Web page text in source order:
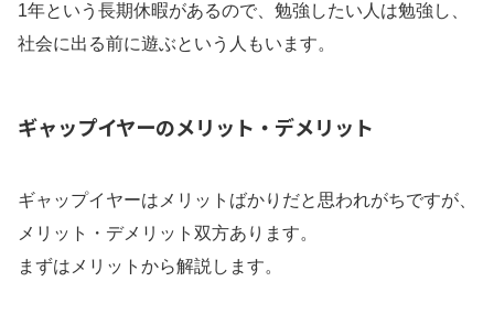
1年という長期休暇があるので、勉強したい人は勉強し、
社会に出る前に遊ぶという人もいます。
ギャップイヤーのメリット・デメリット
ギャップイヤーはメリットばかりだと思われがちですが、
メリット・デメリット双方あります。
まずはメリットから解説します。